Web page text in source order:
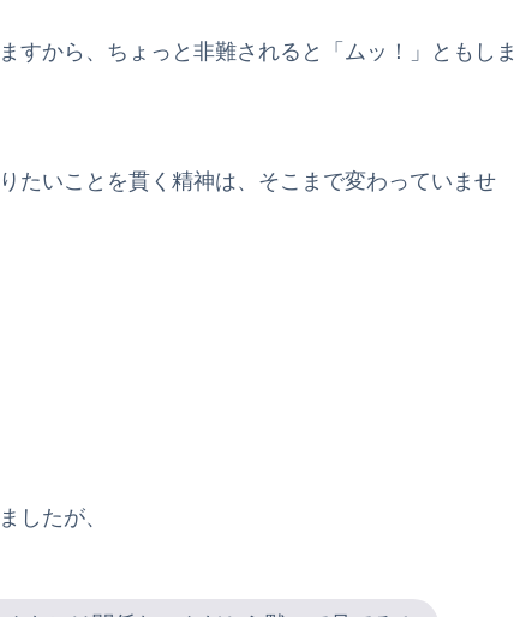
すから、ちょっと非難されると「ムッ！」ともしま
たいことを貫く精神は、そこまで変わっていませ
したが、